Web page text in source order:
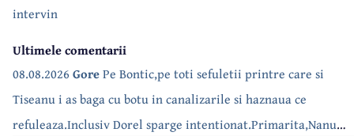
intervin
Ultimele comentarii
08.08.2026 GorePe Bontic,pe toti sefuletii printre care si
Tiseanu i as baga cu botu in canalizarile si haznaua ce
refuleaza.Inclusiv Dorel sparge intentionat.Primarita,Nanu